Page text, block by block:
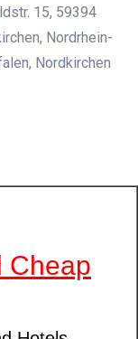
15, 59394
Nordrhein-
Nordkirchen